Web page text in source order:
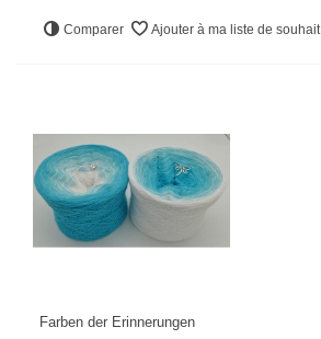
Comparer Ajouter à ma liste de souhait
Farben der Erinnerungen